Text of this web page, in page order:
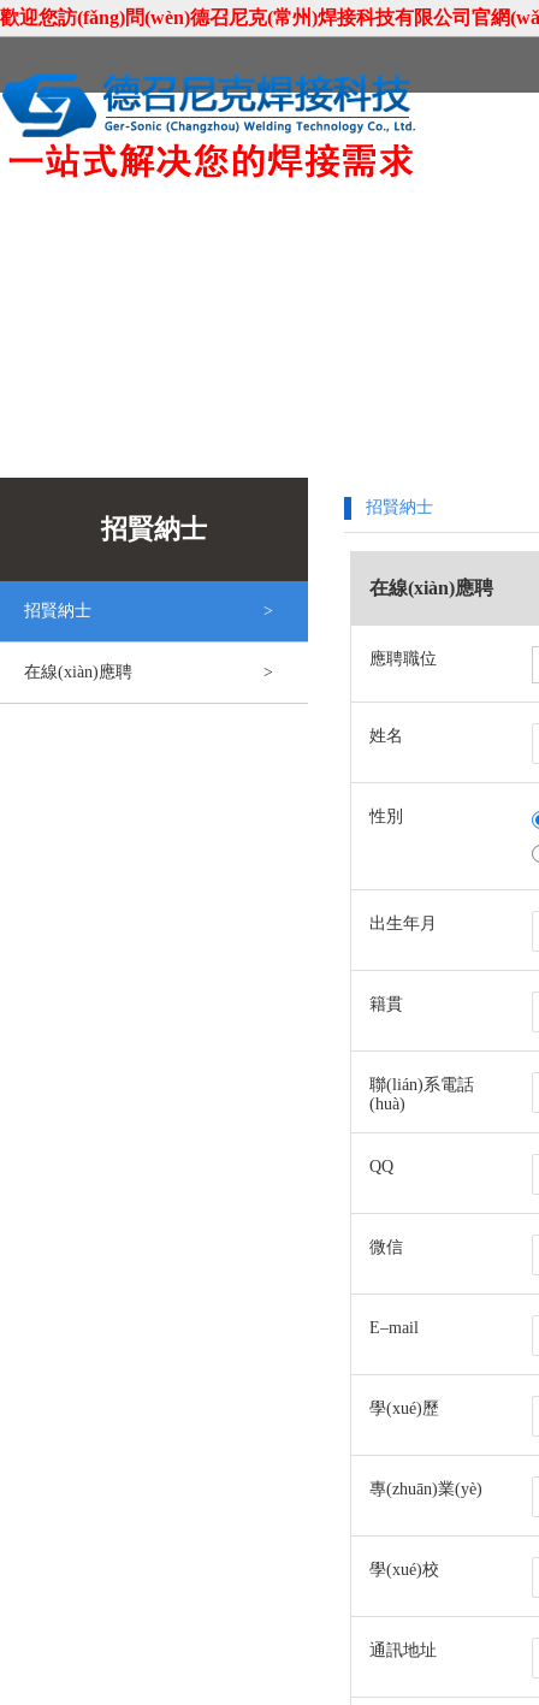
歡迎您訪(fǎng)問(wèn)德召尼克(常州)焊接科技有限公司官網
招賢納士
招賢納士
在線(xiàn)應聘
招賢納士
在線(xiàn)應聘
應聘職位
姓名
性別
出生年月
籍貫
聯(lián)系電話
(huà)
QQ
微信
E–mail
學(xué)歷
專(zhuān)業(yè)
學(xué)校
通訊地址